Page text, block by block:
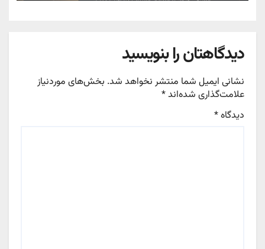
دیدگاهتان را بنویسید
نشانی ایمیل شما منتشر نخواهد شد. بخش‌های موردنیاز
علامت‌گذاری شده‌اند*
دیدگاه*